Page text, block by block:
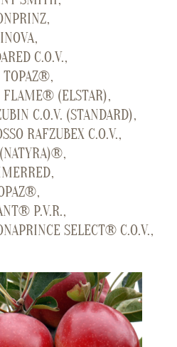
C.O.V.
TOPAZ®
FLAME® (ELSTAR)
C.O.V. (STANDARD)
RAFZUBEX C.O.V.
P.V.R.
SELECT® C.O.V.